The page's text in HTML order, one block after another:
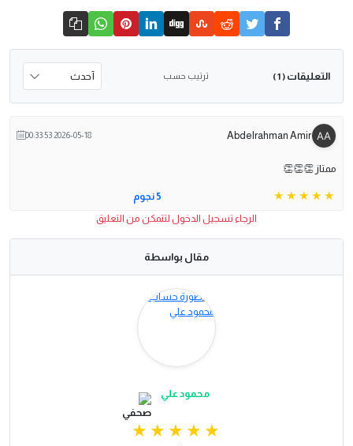
التعليقات ( 1 ) ترتيب حسب
Abdelrahman Amir
2026-05-18 00:33:53
ممتاز 👏👏👏
5 نجوم
الرجاء تسجيل الدخول لتتمكن من التعليق
مقال بواسطة
محمود علي